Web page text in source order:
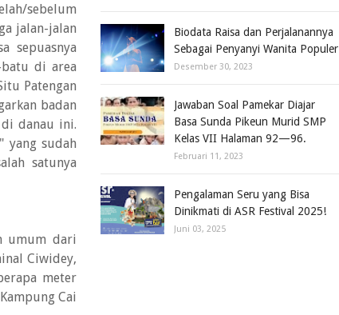
sebelum
jalan-jalan
sepuasnya
di area
Patengan
badan
danau ini.
yang sudah
satunya
umum dari
Ciwidey,
meter
Cai
Biodata Raisa dan Perjalanannya
Sebagai Penyanyi Wanita Populer
Desember 30, 2023
Jawaban Soal Pamekar Diajar
Basa Sunda Pikeun Murid SMP
Kelas VII Halaman 92—96.
Februari 11, 2023
Pengalaman Seru yang Bisa
Dinikmati di ASR Festival 2025!
Juni 03, 2025